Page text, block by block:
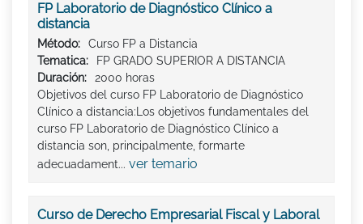
FP Laboratorio de Diagnóstico Clínico a
distancia
Método:
Curso FP a Distancia
Tematica:
FP GRADO SUPERIOR A DISTANCIA
Duración:
2000 horas
Objetivos del curso FP Laboratorio de Diagnóstico
Clínico a distancia:Los objetivos fundamentales del
curso FP Laboratorio de Diagnóstico Clínico a
distancia son, principalmente, formarte
adecuadament... ver temario
Curso de Derecho Empresarial Fiscal y Laboral